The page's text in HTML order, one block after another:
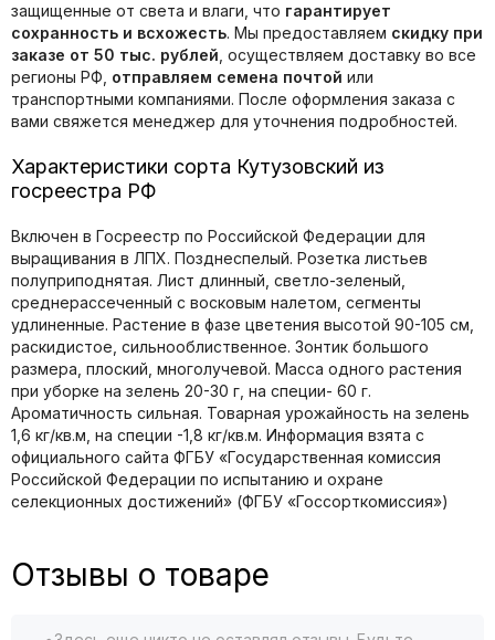
защищенные от света и влаги, что гарантирует
сохранность и всхожесть. Мы предоставляем скидку при
заказе от 50 тыс. рублей , осуществляем доставку во все
регионы РФ, отправляем семена почтой или
транспортными компаниями. После оформления заказа с
вами свяжется менеджер для уточнения подробностей.
Характеристики сорта Кутузовский из
госреестра РФ
Включен в Госреестр по Российской Федерации для
выращивания в ЛПХ. Позднеспелый. Розетка листьев
полуприподнятая. Лист длинный, светло-зеленый,
среднерассеченный с восковым налетом, сегменты
удлиненные. Растение в фазе цветения высотой 90-105 см,
раскидистое, сильнооблиственное. Зонтик большого
размера, плоский, многолучевой. Масса одного растения
при уборке на зелень 20-30 г, на специи- 60 г.
Ароматичность сильная. Товарная урожайность на зелень
1,6 кг/кв.м, на специи -1,8 кг/кв.м. Информация взята с
официального сайта ФГБУ «Государственная комиссия
Российской Федерации по иcпытанию и охране
селекционных достижений» (ФГБУ «Госсорткомиссия»)
Отзывы о товаре